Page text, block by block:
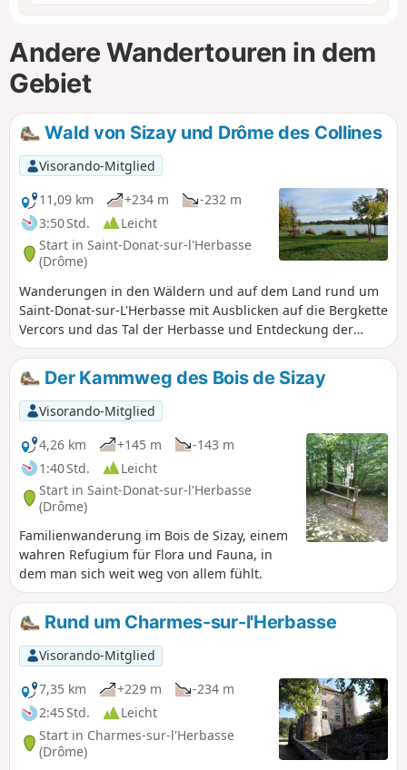
Andere Wandertouren in dem
Gebiet
Wald von Sizay und Drôme des Collines
Visorando-Mitglied
11,09 km
+234 m
-232 m
3:50 Std.
Leicht
Start in Saint-Donat-sur-l'Herbasse
(Drôme)
Wanderungen in den Wäldern und auf dem Land rund um
Saint-Donat-sur-L'Herbasse mit Ausblicken auf die Bergkette
Vercors und das Tal der Herbasse und Entdeckung der
Artenvielfalt des Waldes.
Der Kammweg des Bois de Sizay
Visorando-Mitglied
4,26 km
+145 m
-143 m
1:40 Std.
Leicht
Start in Saint-Donat-sur-l'Herbasse
(Drôme)
Familienwanderung im Bois de Sizay, einem
wahren Refugium für Flora und Fauna, in
dem man sich weit weg von allem fühlt.
Rund um Charmes-sur-l'Herbasse
Visorando-Mitglied
7,35 km
+229 m
-234 m
2:45 Std.
Leicht
Start in Charmes-sur-l'Herbasse
(Drôme)